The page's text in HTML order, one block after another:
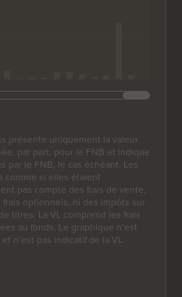
présente uniquement la valeur
par part, pour le FNB et indique
par le FNB, le cas échéant. Les
comme si elles étaient
pas compte des frais de vente,
optionnels, ni des impôts sur
titres. La VL comprend les frais
au fonds. Le graphique n’est
n’est pas indicatif de la VL